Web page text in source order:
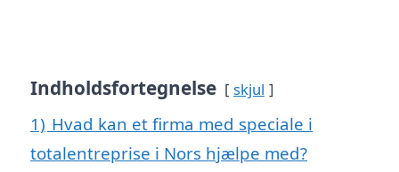
Indholdsfortegnelse skjul
1) Hvad kan et firma med speciale i
totalentreprise i Nors hjælpe med?